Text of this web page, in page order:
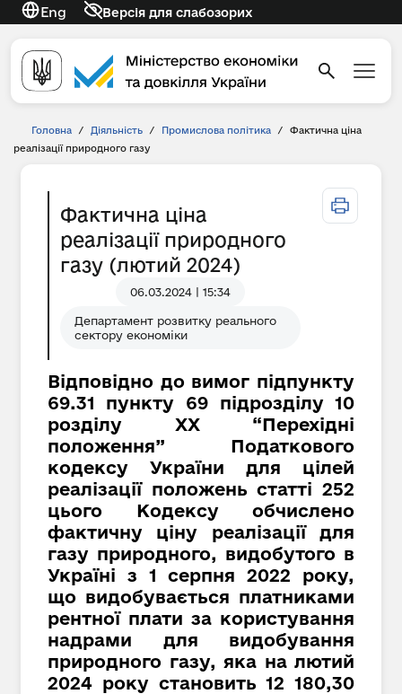
Eng Версія для слабозорих
Головна / Діяльність / Промислова політика /
Фактична ціна
реалізації природного газу
Фактична ціна
реалізації природного
газу (лютий 2024)
06.03.2024 | 15:34
Департамент розвитку реального
сектору економіки
Відповідно до вимог підпункту
69.31 пункту 69 підрозділу 10
розділу XX “Перехідні
положення” Податкового
кодексу України для цілей
реалізації положень статті 252
цього Кодексу обчислено
фактичну ціну реалізації для
газу природного, видобутого в
Україні з 1 серпня 2022 року,
що видобувається платниками
рентної плати за користування
надрами для видобування
природного газу, яка на лютий
2024 року становить 12 180,30